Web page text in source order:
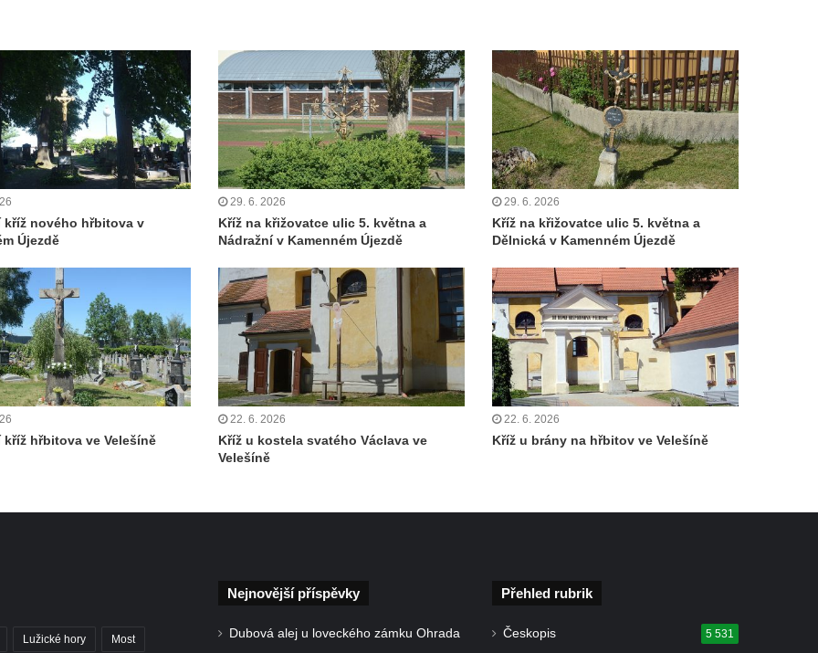
kříž nového hřbitova v
Újezdě
29. 6. 2026
Kříž na křižovatce ulic 5. května a
Nádražní v Kamenném Újezdě
29. 6. 2026
Kříž na křižovatce ulic 5. května a
Dělnická v Kamenném Újezdě
kříž hřbitova ve Velešíně
22. 6. 2026
Kříž u kostela svatého Václava ve
Velešíně
22. 6. 2026
Kříž u brány na hřbitov ve Velešíně
Lužické hory Most
Nejnovější příspěvky
Dubová alej u loveckého zámku Ohrada
Přehled rubrik
Českopis 5 531